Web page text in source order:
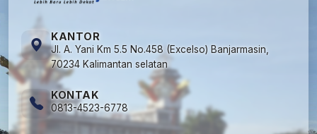
KANTOR
Jl. A. Yani Km 5.5 No.458 (Excelso) Banjarmasin,
70234 Kalimantan selatan
KONTAK
0813-4523-6778